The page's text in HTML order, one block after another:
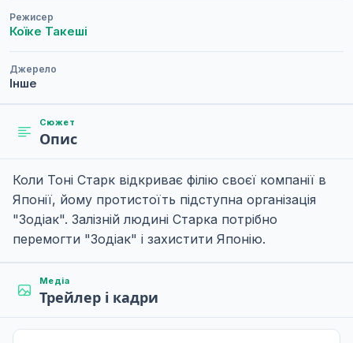
Режисер
Коїке Такеші
Джерело
Інше
Сюжет
Опис
Коли Тоні Старк відкриває філію своєї компанії в
Японії, йому протистоїть підступна організація
"Зодіак". Залізній людині Старка потрібно
перемогти "Зодіак" і захистити Японію.
Медіа
Трейлер і кадри